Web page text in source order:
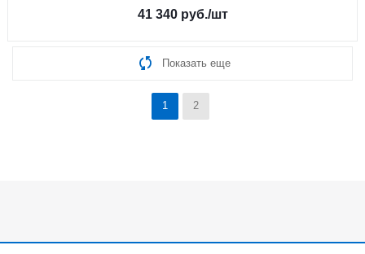
41 340 руб./шт
Показать еще
1 2